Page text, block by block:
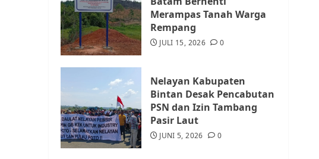
4
Warga Rempang Protes
Lahan Mereka Diambil
untuk Sekolah Rakyat
5
Warga Rempang Ajukan
Audiensi dengan Wali
Kota Batam, Soroti
Aktivitas yang Resahkan
Warga
Merampas Tanah Warga
Rempang
JULI 15, 2026 0
Nelayan Kabupaten
Bintan Desak Pencabutan
PSN dan Izin Tambang
Pasir Laut
JUNI 5, 2026 0